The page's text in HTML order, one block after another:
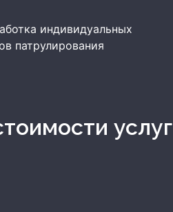
индивидуальных
патрулирования
услуг